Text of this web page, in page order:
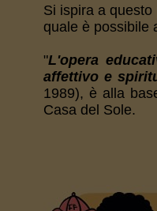
Si ispira a
quale è possibile
"L'opera
affettivo e
1989), è alla
Casa del Sole.